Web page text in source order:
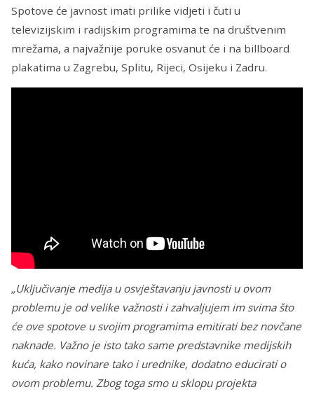
Spotove će javnost imati prilike vidjeti i čuti u
televizijskim i radijskim programima te na društvenim
mrežama, a najvažnije poruke osvanut će i na billboard
plakatima u Zagrebu, Splitu, Rijeci, Osijeku i Zadru.
„Uključivanje medija u osvještavanju javnosti u ovom
problemu je od velike važnosti i zahvaljujem im svima što
će ove spotove u svojim programima emitirati bez novčane
naknade. Važno je isto tako same predstavnike medijskih
kuća, kako novinare tako i urednike, dodatno educirati o
ovom problemu. Zbog toga smo u sklopu projekta